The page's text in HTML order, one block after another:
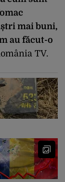
mai buni,
au făcut-o
TV.